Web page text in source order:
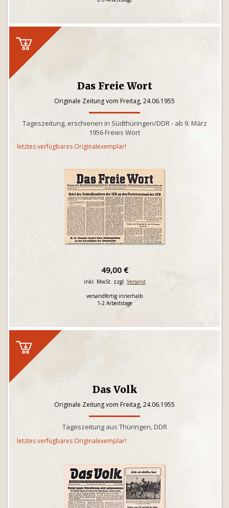
Das Freie Wort
Originale Zeitung vom Freitag, 24.06.1955
Tageszeitung, erschienen in Südthüringen/DDR - ab 9. März
1956 Freies Wort
letztes verfügbares Originalexemplar!
49,00 €
inkl. MwSt. zzgl. Versand
versandfertig innerhalb
1-2 Arbeitstage
Das Volk
Originale Zeitung vom Freitag, 24.06.1955
Tageszeitung aus Thüringen, DDR
letztes verfügbares Originalexemplar!